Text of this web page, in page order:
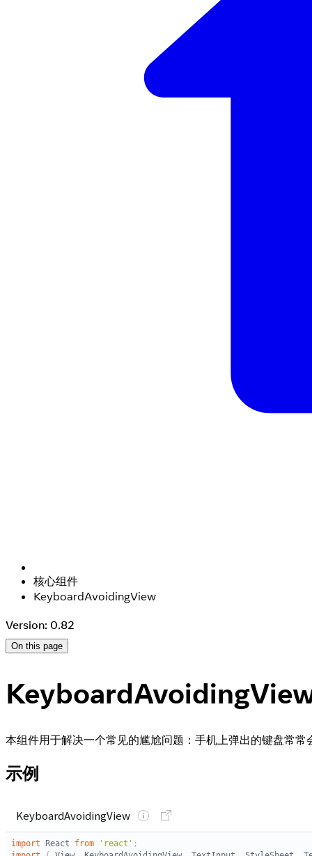
核心组件
KeyboardAvoidingView
Version: 0.82
On this page
本组件用于解决一个常见的尴尬问题：手机上弹出的键盘常
示例